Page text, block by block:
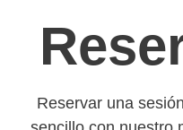
Reservar una